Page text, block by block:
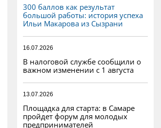
300 баллов как результат
большой работы: история успеха
Ильи Макарова из Сызрани
16.07.2026
В налоговой службе сообщили о
важном изменении с 1 августа
13.07.2026
Площадка для старта: в Самаре
пройдет форум для молодых
предпринимателей